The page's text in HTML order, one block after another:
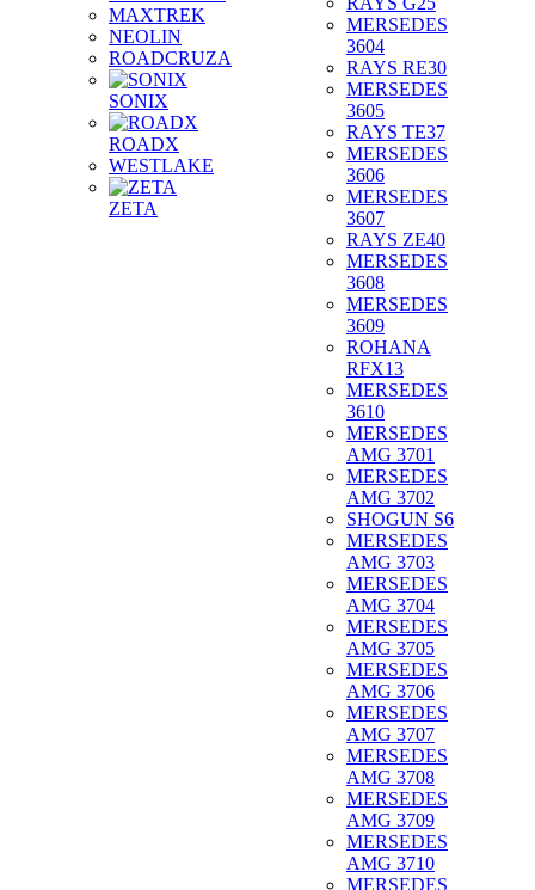
MAXTREK
NEOLIN
ROADCRUZA
SONIX
ROADX
WESTLAKE
ZETA
MERSEDES
3604
RAYS RE30
MERSEDES
3605
RAYS TE37
MERSEDES
3606
MERSEDES
3607
RAYS ZE40
MERSEDES
3608
MERSEDES
3609
ROHANA
RFX13
MERSEDES
3610
MERSEDES
AMG 3701
MERSEDES
AMG 3702
SHOGUN S6
MERSEDES
AMG 3703
MERSEDES
AMG 3704
MERSEDES
AMG 3705
MERSEDES
AMG 3706
MERSEDES
AMG 3707
MERSEDES
AMG 3708
MERSEDES
AMG 3709
MERSEDES
AMG 3710
MERSEDES